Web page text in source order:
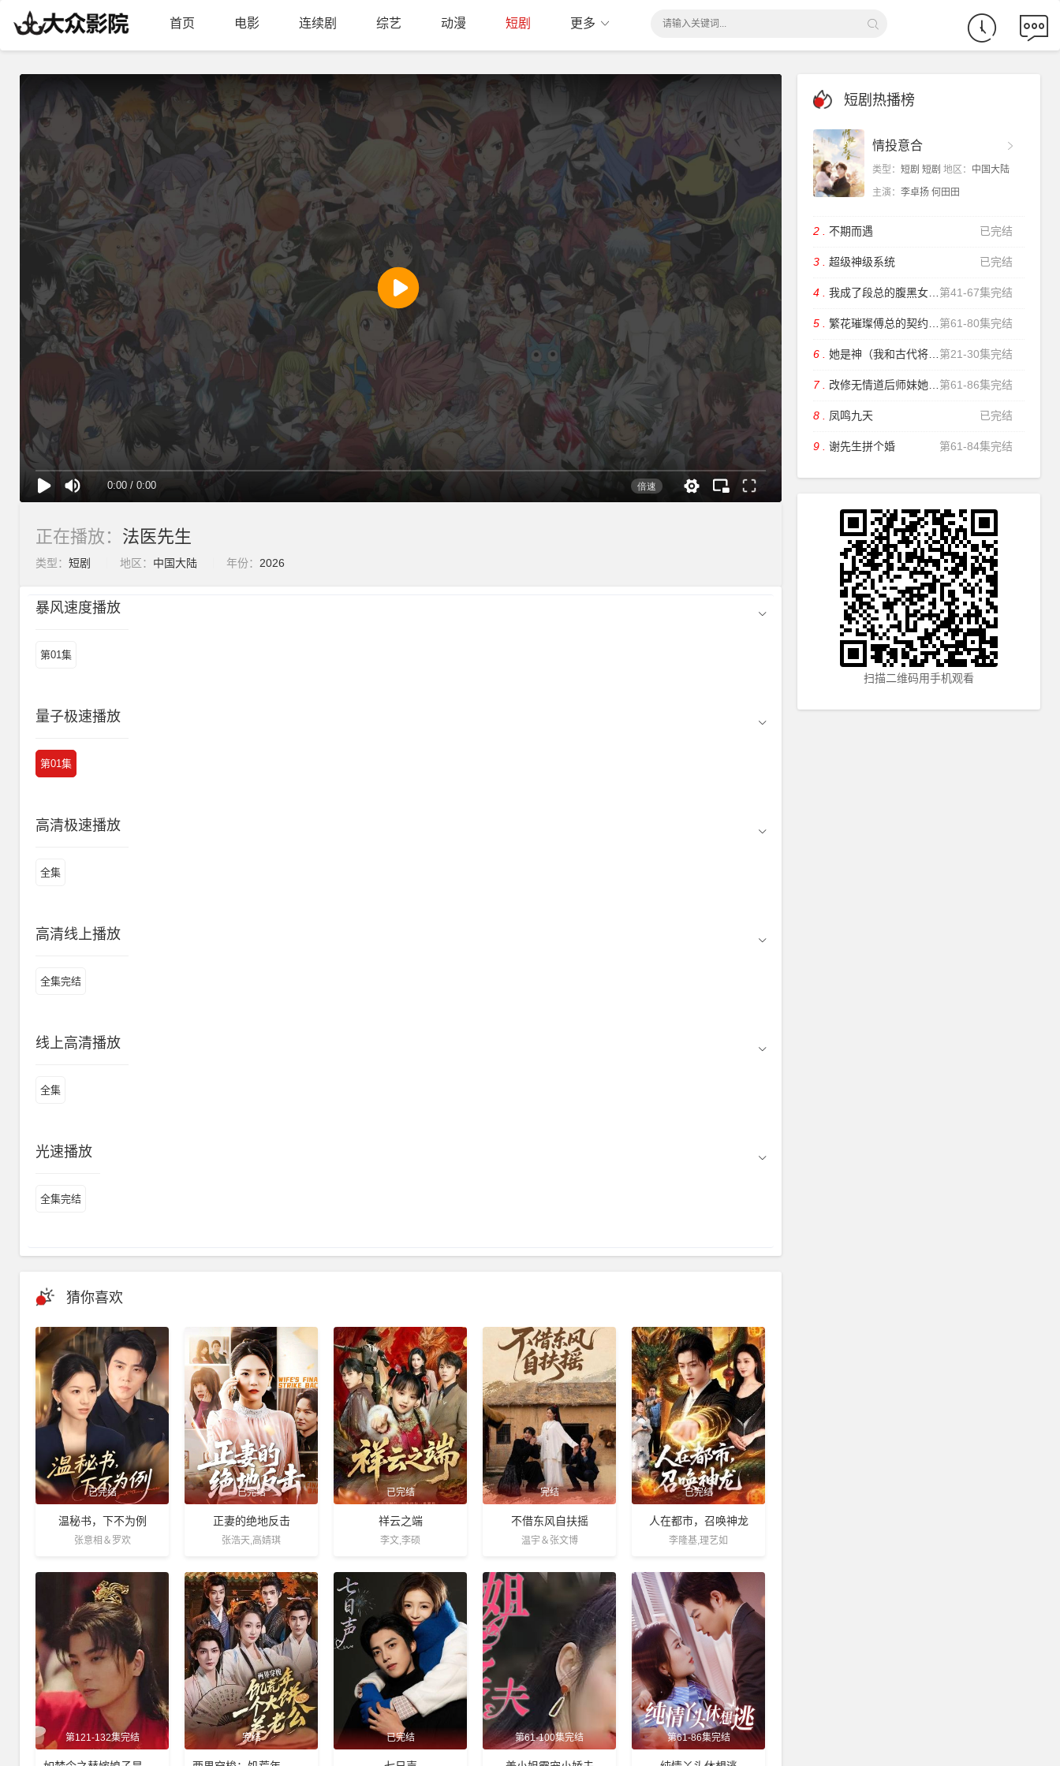
首页 电影 连续剧 综艺 动漫 短剧 更多
正在播放： 法医先生
类型： 短剧 地区： 中国大陆 年份： 2026
暴风速度播放
第01集
量子极速播放
第01集
高清极速播放
全集
高清线上播放
全集完结
线上高清播放
全集
光速播放
全集完结
猜你喜欢
已完结
温秘书，下不为例
张意相＆罗欢
已完结
正妻的绝地反击
张浩天,高婧琪
已完结
祥云之端
李文,李硕
完结
不借东风自扶摇
温宇＆张文博
已完结
人在都市，召唤神龙
李隆基,理艺如
第121-132集完结 完结 已完结 第61-100集完结 第61-86集完结
短剧热播榜
情投意合
类型： 短剧 短剧 地区： 中国大陆
主演： 李卓扬 何田田
已完结
2 . 不期而遇
已完结
3 . 超级神级系统
第41-67集完结
4 . 我成了段总的腹黑女保镖
第61-80集完结
5 . 繁花璀璨傅总的契约甜妻
第21-30集完结
6 . 她是神（我和古代将军网恋
第61-86集完结
7 . 改修无情道后师妹她杀疯了
已完结
8 . 凤鸣九天
第61-84集完结
9 . 谢先生拼个婚
扫描二维码用手机观看